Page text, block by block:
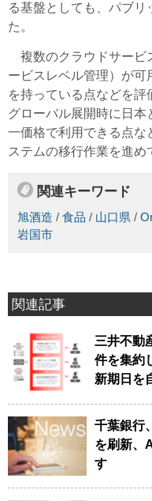
る基盤としても、パブリ
た。
複数のクラウドサービ
ービスレベル管理）が
を持っている点などを評
グローバル展開時に日本
一価格で利用できる点な
ステムの移行作業を進め
関連キーワード
旭酒造 / 食品 / 山口県 /
岩国市
関連記事
三井不動
件を集約
新期日を
千葉銀行
を刷新、
す